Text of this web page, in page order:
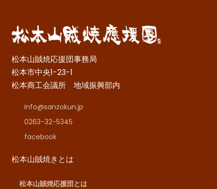
松本山賊焼応援団事務局
松本市中央1-23-1
松本商工会議所 地域振興部内
info@sanzokun.jp
0263-32-5345
facebook
松本山賊焼きとは
松本山賊焼応援団とは